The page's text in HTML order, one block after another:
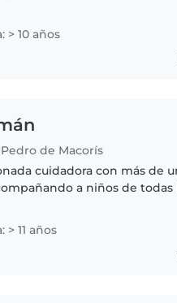
> 10 años
de Macorís
cuidadora con más de
a niños de todas
juegos..
> 11 años